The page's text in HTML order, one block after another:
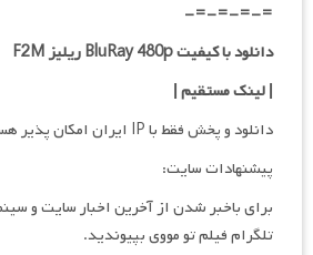
=-=-=-=-
دانلود با کیفیت BluRay 480p ریلیز F2M
| لینک مستقیم |
دانلود و پخش فقط با IP ایران امکان پذیر هست
پیشنهادات سایت:
برای باخبر شدن از آخرین اخبار سایت و
تلگرام فیلم تو مووی بپیوندید.